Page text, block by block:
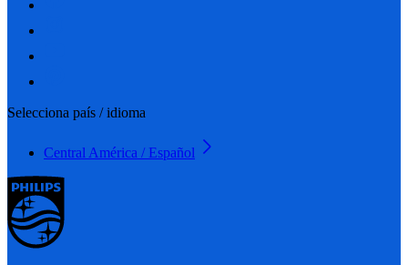
Selecciona país / idioma
Central América / Español